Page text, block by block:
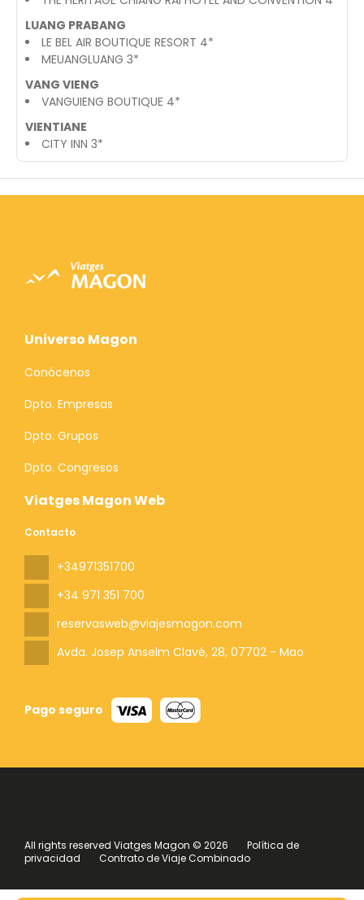
LUANG PRABANG
LE BEL AIR BOUTIQUE RESORT 4*
MEUANGLUANG 3*
VANG VIENG
VANGUIENG BOUTIQUE 4*
VIENTIANE
CITY INN 3*
Viatges Magon Web
Contacto
+34971351700
+34 971 351 700
reservasweb@viajesmagon.com
Avda. Josep Anselm Clavé, 28, 07702 - Mao
Pago seguro
Universo Magon
Conócenos
Dpto. Empresas
Dpto. Grupos
Dpto. Congresos
All rights reserved Viatges Magon © 2026
Política de
privacidad
Contrato de Viaje Combinado